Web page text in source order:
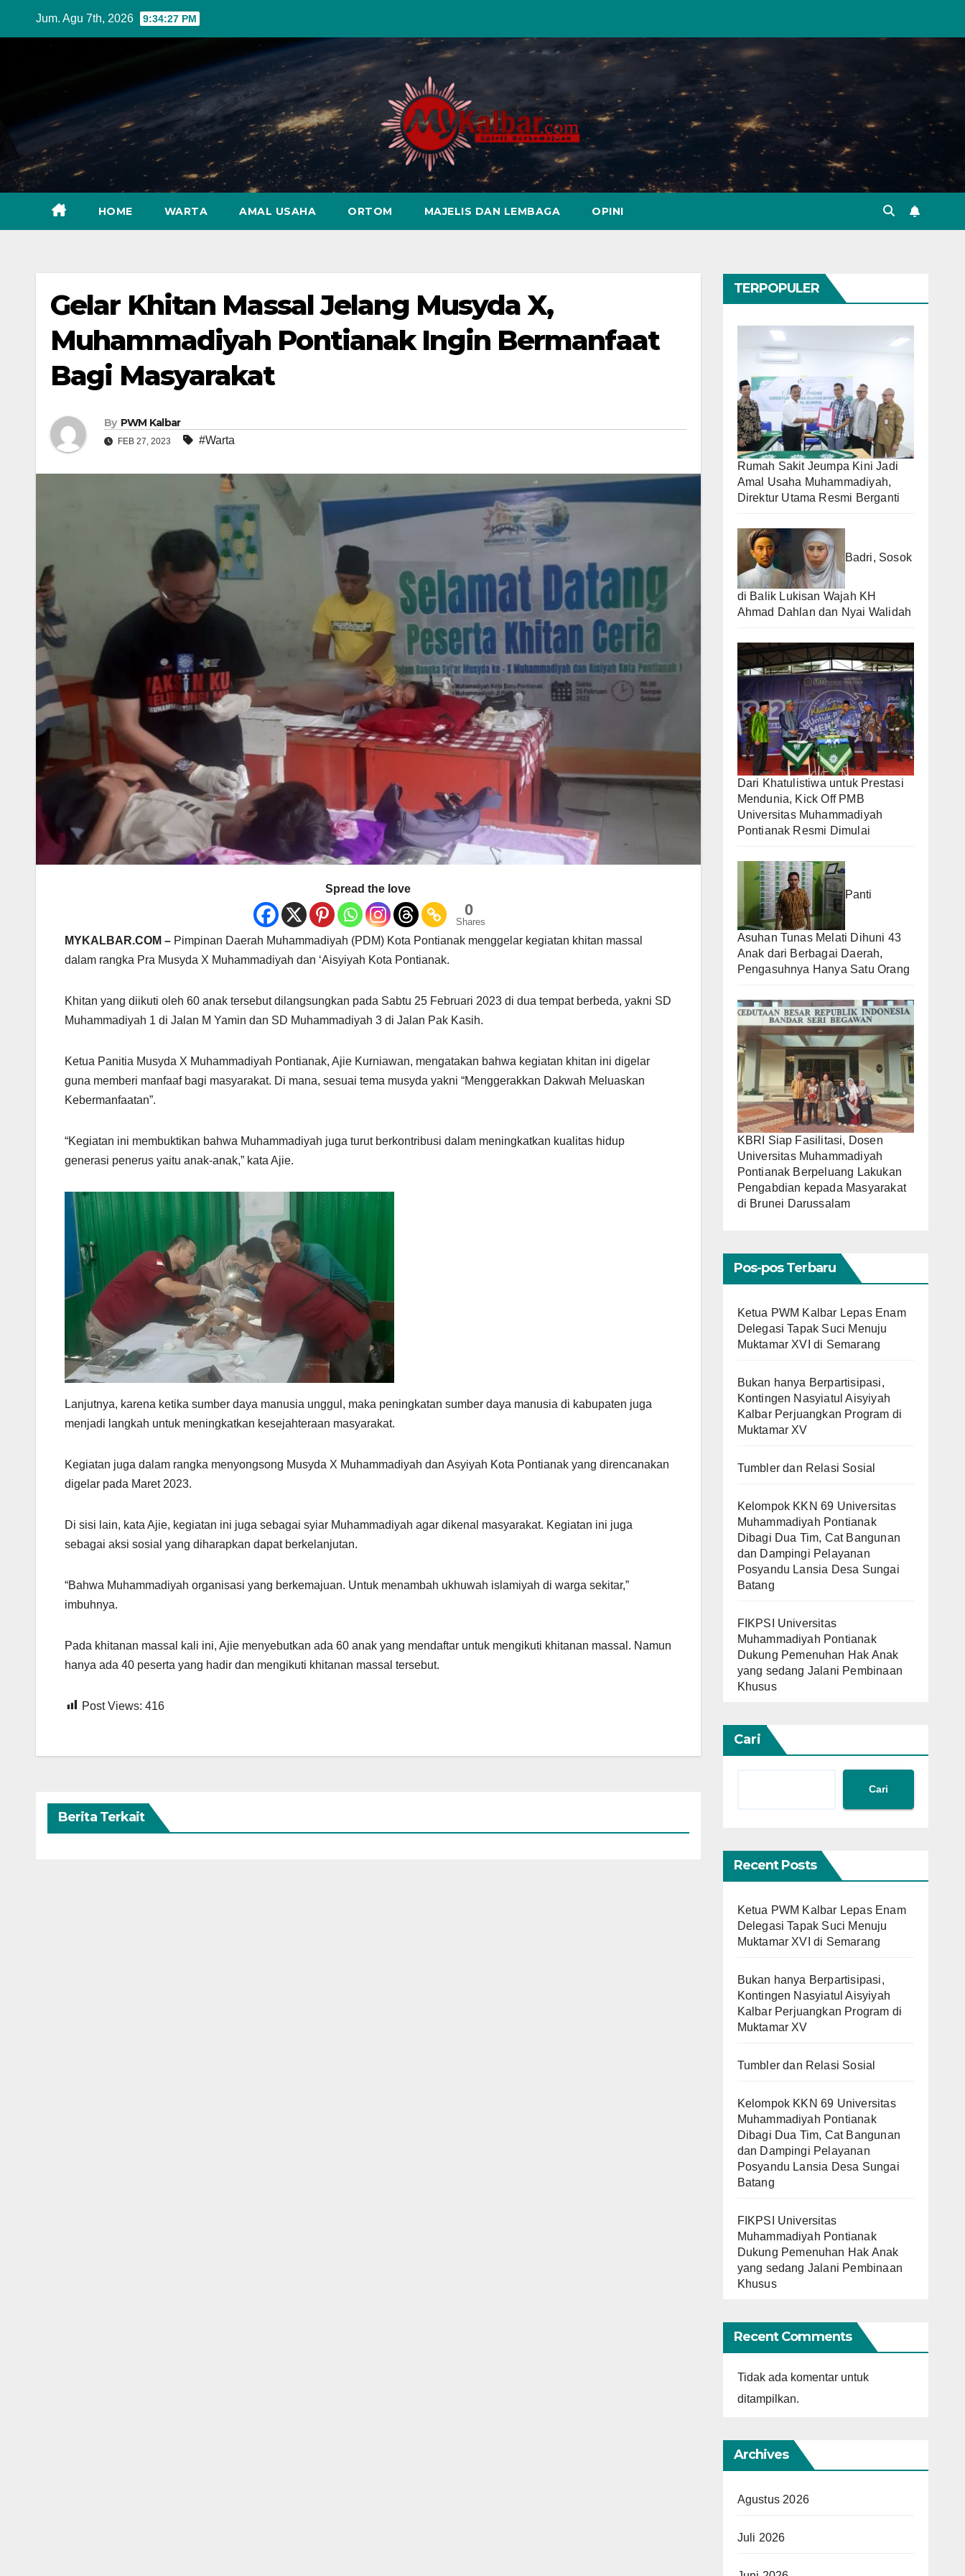
Jum. Agu 7th, 2026 9:34:28 PM
HOME WARTA AMAL USAHA ORTOM MAJELIS DAN LEMBAGA OPINI
Gelar Khitan Massal Jelang Musyda X,
Muhammadiyah Pontianak Ingin Bermanfaat
Bagi Masyarakat
By PWM Kalbar
FEB 27, 2023 #Warta
Spread the love
0
Shares
MYKALBAR.COM – Pimpinan Daerah Muhammadiyah (PDM) Kota Pontianak menggelar kegiatan khitan massal
dalam rangka Pra Musyda X Muhammadiyah dan ‘Aisyiyah Kota Pontianak.
Khitan yang diikuti oleh 60 anak tersebut dilangsungkan pada Sabtu 25 Februari 2023 di dua tempat berbeda, yakni SD
Muhammadiyah 1 di Jalan M Yamin dan SD Muhammadiyah 3 di Jalan Pak Kasih.
Ketua Panitia Musyda X Muhammadiyah Pontianak, Ajie Kurniawan, mengatakan bahwa kegiatan khitan ini digelar
guna memberi manfaaf bagi masyarakat. Di mana, sesuai tema musyda yakni “Menggerakkan Dakwah Meluaskan
Kebermanfaatan”.
“Kegiatan ini membuktikan bahwa Muhammadiyah juga turut berkontribusi dalam meningkatkan kualitas hidup
generasi penerus yaitu anak-anak,” kata Ajie.
Lanjutnya, karena ketika sumber daya manusia unggul, maka peningkatan sumber daya manusia di kabupaten juga
menjadi langkah untuk meningkatkan kesejahteraan masyarakat.
Kegiatan juga dalam rangka menyongsong Musyda X Muhammadiyah dan Asyiyah Kota Pontianak yang direncanakan
digelar pada Maret 2023.
Di sisi lain, kata Ajie, kegiatan ini juga sebagai syiar Muhammadiyah agar dikenal masyarakat. Kegiatan ini juga
sebagai aksi sosial yang diharapkan dapat berkelanjutan.
“Bahwa Muhammadiyah organisasi yang berkemajuan. Untuk menambah ukhuwah islamiyah di warga sekitar,”
imbuhnya.
Pada khitanan massal kali ini, Ajie menyebutkan ada 60 anak yang mendaftar untuk mengikuti khitanan massal. Namun
hanya ada 40 peserta yang hadir dan mengikuti khitanan massal tersebut.
Post Views: 416
Berita Terkait
TERPOPULER
Rumah Sakit Jeumpa Kini Jadi
Amal Usaha Muhammadiyah,
Direktur Utama Resmi Berganti
Badri, Sosok
di Balik Lukisan Wajah KH
Ahmad Dahlan dan Nyai Walidah
Dari Khatulistiwa untuk Prestasi
Mendunia, Kick Off PMB
Universitas Muhammadiyah
Pontianak Resmi Dimulai
Panti
Asuhan Tunas Melati Dihuni 43
Anak dari Berbagai Daerah,
Pengasuhnya Hanya Satu Orang
KBRI Siap Fasilitasi, Dosen
Universitas Muhammadiyah
Pontianak Berpeluang Lakukan
Pengabdian kepada Masyarakat
di Brunei Darussalam
Pos-pos Terbaru
Ketua PWM Kalbar Lepas Enam
Delegasi Tapak Suci Menuju
Muktamar XVI di Semarang
Bukan hanya Berpartisipasi,
Kontingen Nasyiatul Aisyiyah
Kalbar Perjuangkan Program di
Muktamar XV
Tumbler dan Relasi Sosial
Kelompok KKN 69 Universitas
Muhammadiyah Pontianak
Dibagi Dua Tim, Cat Bangunan
dan Dampingi Pelayanan
Posyandu Lansia Desa Sungai
Batang
FIKPSI Universitas
Muhammadiyah Pontianak
Dukung Pemenuhan Hak Anak
yang sedang Jalani Pembinaan
Khusus
Cari
Cari
Recent Posts
Ketua PWM Kalbar Lepas Enam
Delegasi Tapak Suci Menuju
Muktamar XVI di Semarang
Bukan hanya Berpartisipasi,
Kontingen Nasyiatul Aisyiyah
Kalbar Perjuangkan Program di
Muktamar XV
Tumbler dan Relasi Sosial
Kelompok KKN 69 Universitas
Muhammadiyah Pontianak
Dibagi Dua Tim, Cat Bangunan
dan Dampingi Pelayanan
Posyandu Lansia Desa Sungai
Batang
FIKPSI Universitas
Muhammadiyah Pontianak
Dukung Pemenuhan Hak Anak
yang sedang Jalani Pembinaan
Khusus
Recent Comments
Tidak ada komentar untuk
ditampilkan.
Archives
Agustus 2026
Juli 2026